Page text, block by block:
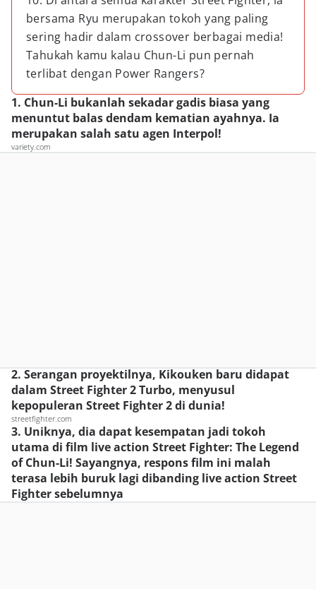
bersama Ryu merupakan tokoh yang paling
sering hadir dalam crossover berbagai media!
Tahukah kamu kalau Chun-Li pun pernah
terlibat dengan Power Rangers?
1. Chun-Li bukanlah sekadar gadis biasa yang
menuntut balas dendam kematian ayahnya. Ia
merupakan salah satu agen Interpol!
variety.com
2. Serangan proyektilnya, Kikouken baru didapat
dalam Street Fighter 2 Turbo, menyusul
kepopuleran Street Fighter 2 di dunia!
streetfighter.com
3. Uniknya, dia dapat kesempatan jadi tokoh
utama di film live action Street Fighter: The Legend
of Chun-Li! Sayangnya, respons film ini malah
terasa lebih buruk lagi dibanding live action Street
Fighter sebelumnya